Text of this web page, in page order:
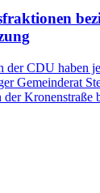
der CDU haben
Gemeinderat
der Kronenstraße